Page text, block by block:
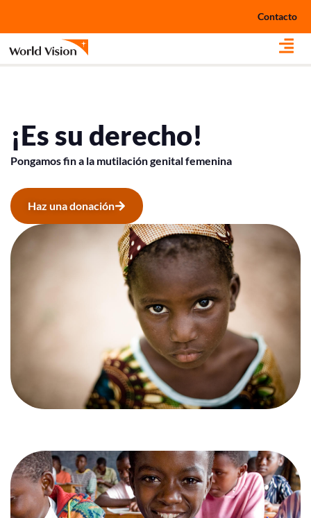
Contacto
¡Es su derecho!
Pongamos fin a la mutilación genital femenina
Haz una donación